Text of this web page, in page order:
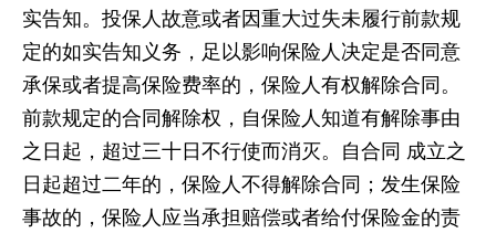
实告知。投保人故意或者因重大过失未履行前款规
定的如实告知义务，足以影响保险人决定是否同意
承保或者提高保险费率的，保险人有权解除合同。
前款规定的合同解除权，自保险人知道有解除事由
之日起，超过三十日不行使而消灭。自合同 成立之
日起超过二年的，保险人不得解除合同；发生保险
事故的，保险人应当承担赔偿或者给付保险金的责